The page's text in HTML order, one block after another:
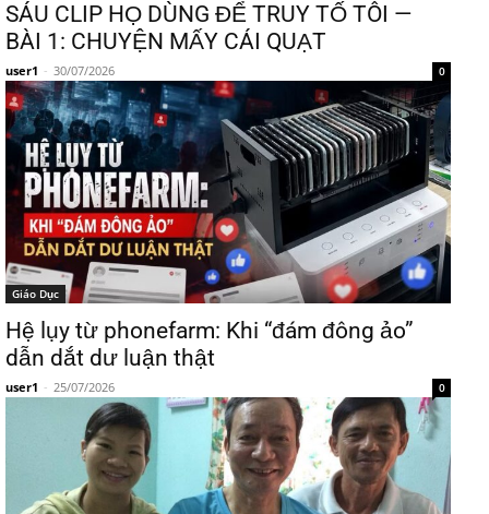
SÁU CLIP HỌ DÙNG ĐỂ TRUY TỐ TÔI —
BÀI 1: CHUYỆN MẤY CÁI QUẠT
user1 - 30/07/2026 0
Giáo Dục
Hệ lụy từ phonefarm: Khi “đám đông ảo”
dẫn dắt dư luận thật
user1 - 25/07/2026 0